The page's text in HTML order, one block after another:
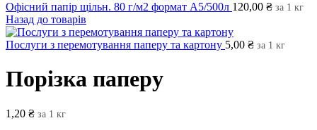
Офісний папір щільн. 80 г/м2 формат А5/500л 120,00 ₴ за 1 кг
Назад до товарів
Послуги з перемотування паперу та картону 5,00 ₴ за 1 кг
Порізка паперу
1,20 ₴ за 1 кг